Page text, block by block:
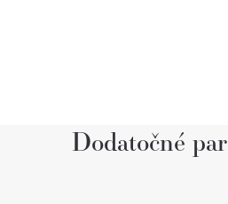
Dodatočné